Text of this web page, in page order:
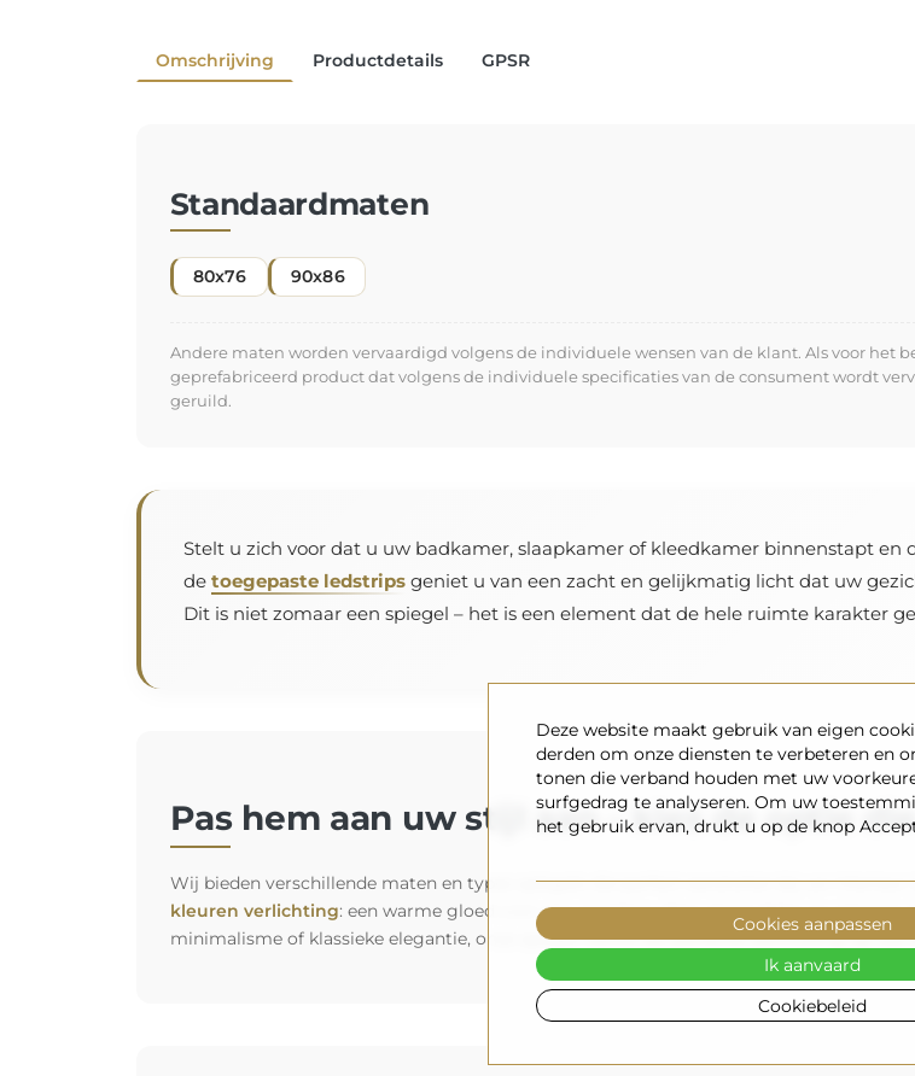
Omschrijving Productdetails GPSR
Standaardmaten
80x76 90x86
Andere maten worden vervaardigd volgens de individuele wensen van de klant. Als voor het
geprefabriceerd product dat volgens de individuele specificaties van de consument wordt
geruild.
Stelt u zich voor dat u uw badkamer, slaapkamer of kleedkamer binnenstapt en
de toegepaste ledstripsgeniet u van een zacht en gelijkmatig licht dat uw
Dit is niet zomaar een spiegel – het is een element dat de hele ruimte karakter
Pas hem aan uw stijl aan – kies de optie die
Wij bieden verschillende maten en types spiegels die perfect aansluiten bij uw
kleuren verlichting: een warme gloed voor een gezellige sfeer of een feller en
minimalisme of klassieke elegantie, onze spiegelvormt de perfecte aanvulling op uw
Deze website maakt gebruik van eigen
derden om onze diensten te verbeteren en
tonen die verband houden met uw
surfgedrag te analyseren. Om uw
het gebruik ervan, drukt u op de knop
Cookiebeleid
Cookies aanpassen
Ik aanvaard